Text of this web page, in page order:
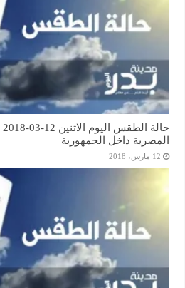
المصرية داخل الجمهورية
12 مارس، 2018